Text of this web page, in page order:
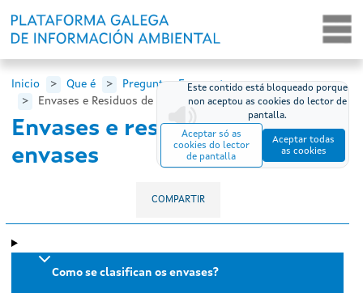
Inicio Que é
Preguntas Frecuentes
Envases e Residuos de Envases
Envases e residuos de
envases
Este contido está bloqueado porque
non aceptou as cookies do lector de
pantalla.
Aceptar só as
cookies do lector
de pantalla
Aceptar todas
as cookies
COMPARTIR
Como se clasifican os envases?